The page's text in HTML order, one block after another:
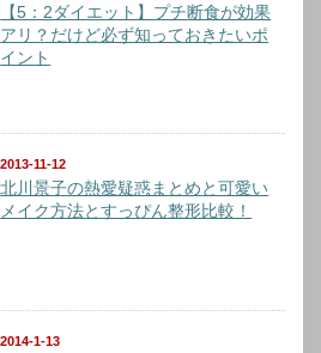
【5：2ダイエット】プチ断食が効果
アリ？だけど必ず知っておきたいポ
イント
2013-11-12
北川景子の熱愛疑惑まとめと可愛い
メイク方法とすっぴん整形比較！
2014-1-13